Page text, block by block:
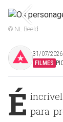
© NL Beeld
31/07/2026
FILMES
É para